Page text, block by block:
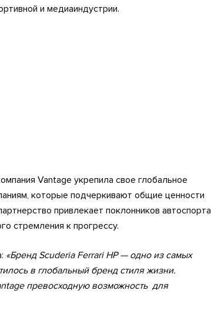
и медиаиндустрии.
Vantage укрепила свое глобальное
которые подчеркивают общие ценности
привлекает поклонников автоспорта
стремления к прогрессу.
«Бренд Scuderia Ferrari HP — одно из самых
в глобальный бренд стиля жизни.
превосходную возможность для